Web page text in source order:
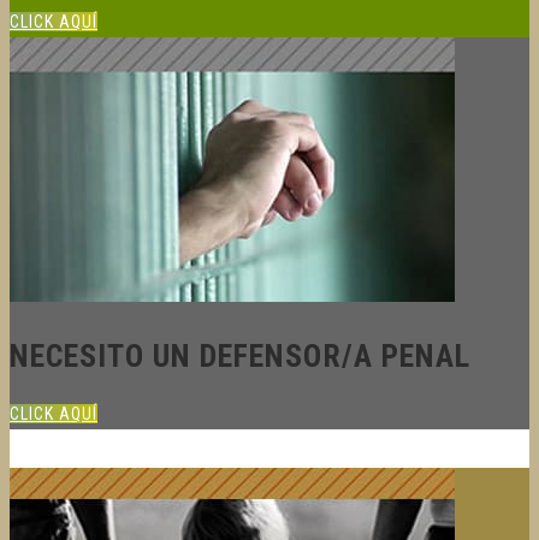
CLICK AQUÍ
NECESITO UN DEFENSOR/A PENAL
CLICK AQUÍ